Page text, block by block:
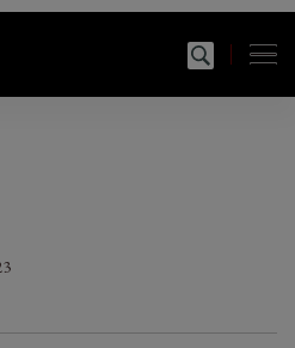
gastronomía y estilo de
modal-check